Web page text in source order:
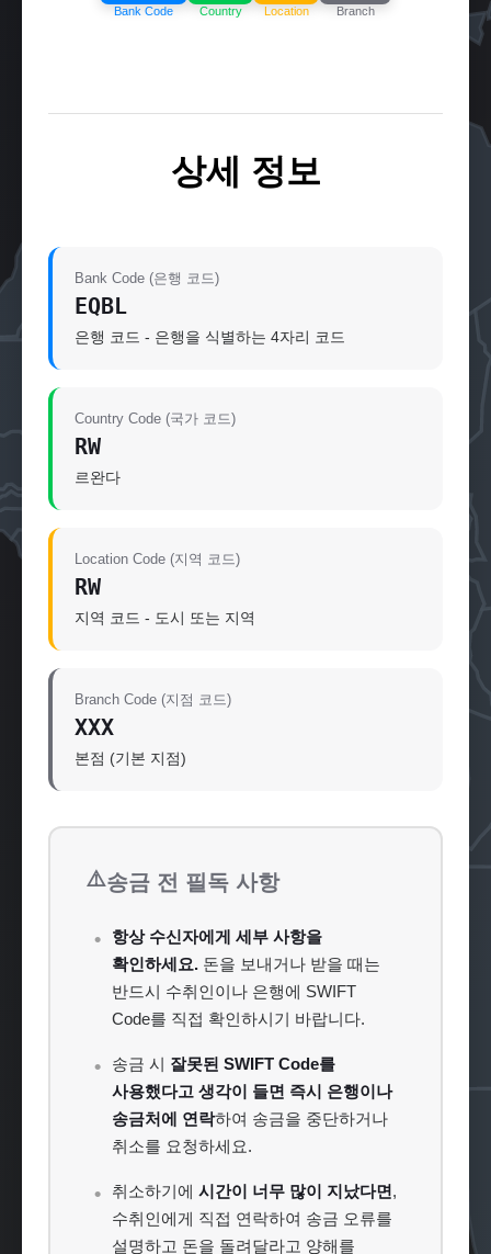
Bank Code Country Location Branch
상세 정보
Bank Code (은행 코드)
EQBL
은행 코드 - 은행을 식별하는 4자리 코드
Country Code (국가 코드)
RW
르완다
Location Code (지역 코드)
RW
지역 코드 - 도시 또는 지역
Branch Code (지점 코드)
XXX
본점 (기본 지점)
⚠️송금 전 필독 사항
항상 수신자에게 세부 사항을
확인하세요. 돈을 보내거나 받을 때는
반드시 수취인이나 은행에 SWIFT
Code를 직접 확인하시기 바랍니다.
송금 시 잘못된 SWIFT Code를
사용했다고 생각이 들면 즉시 은행이나
송금처에 연락하여 송금을 중단하거나
취소를 요청하세요.
취소하기에 시간이 너무 많이 지났다면,
수취인에게 직접 연락하여 송금 오류를
설명하고 돈을 돌려달라고 양해를